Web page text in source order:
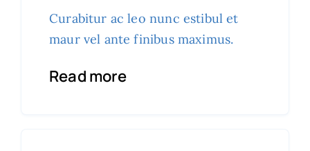
Curabitur ac leo nunc estibul et
maur vel ante finibus maximus.
Read more